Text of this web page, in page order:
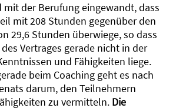
mit der Berufung eingewandt, dass
mit 208 Stunden gegenüber den
29,6 Stunden überwiege, so dass
Vertrages gerade nicht in der
und Fähigkeiten liege.
beim Coaching geht es nach
darum, den Teilnehmern
zu vermitteln. Die